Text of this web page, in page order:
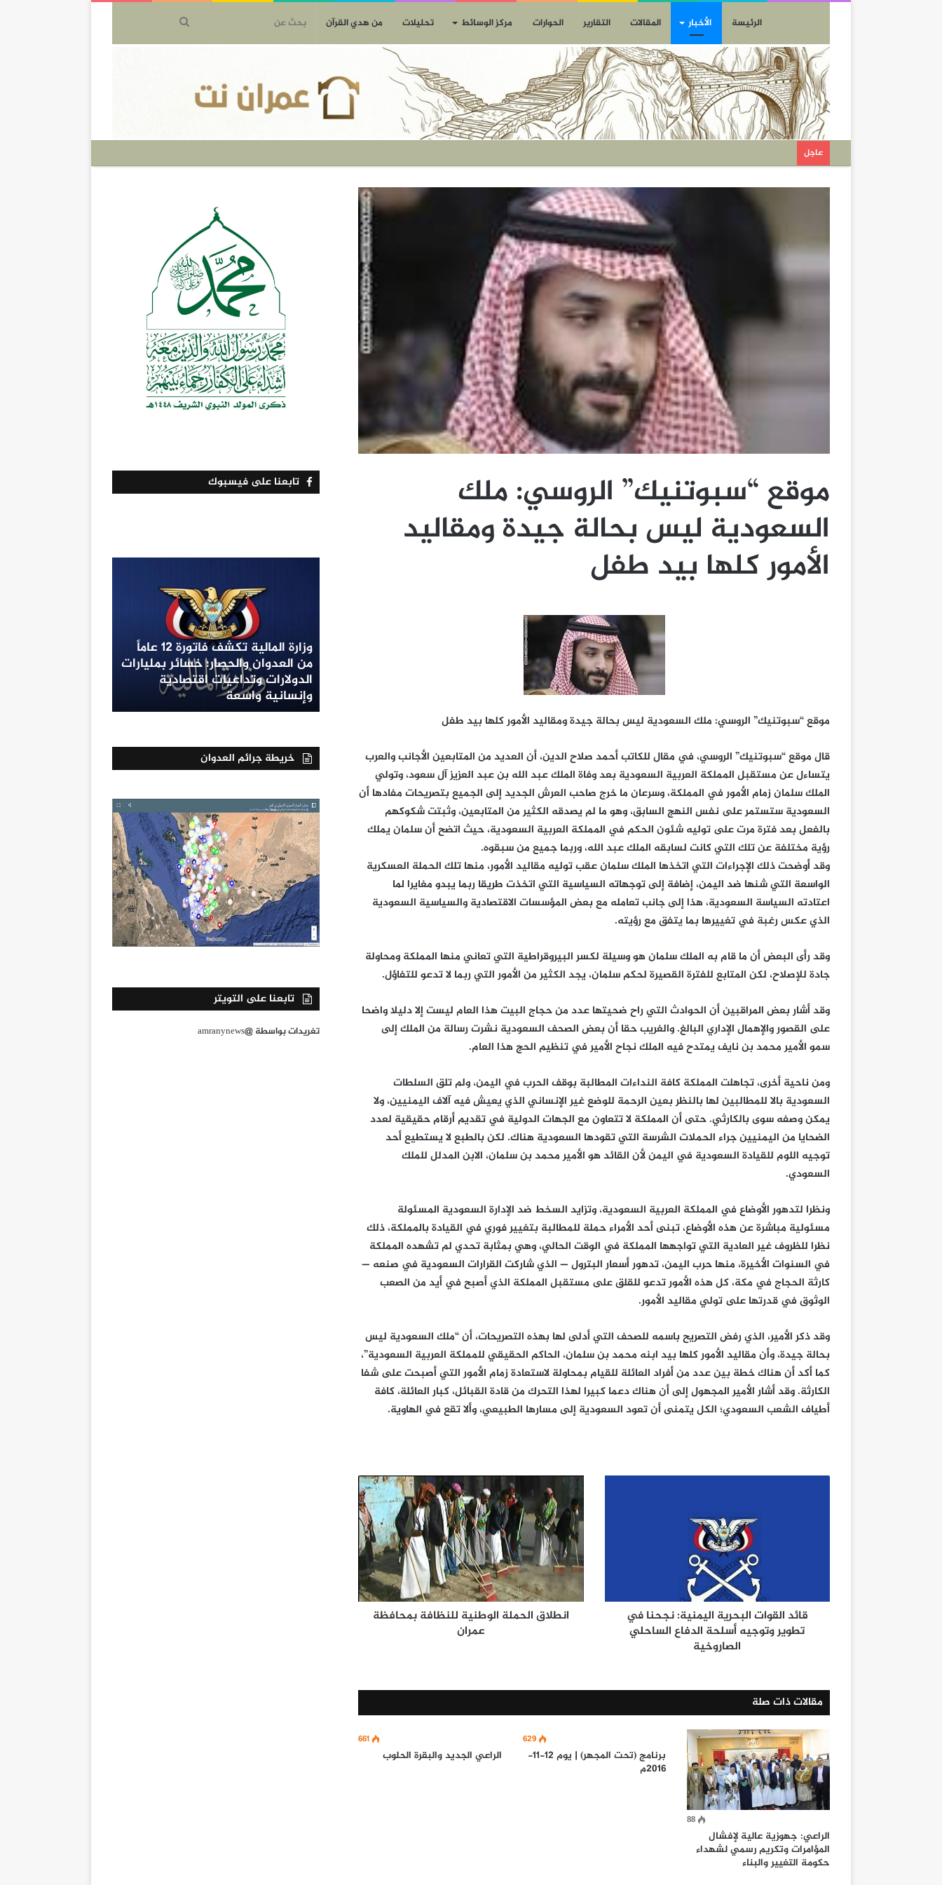
الرئيسة الأخبار المقالات التقارير الحوارات مركز الوسائط تحليلات من هدي القرآن
عاجل
موقع “سبوتنيك” الروسي: ملك
السعودية ليس بحالة جيدة ومقاليد
الأمور كلها بيد طفل
موقع “سبوتنيك” الروسي: ملك السعودية ليس بحالة جيدة ومقاليد الأمور كلها بيد طفل
قال موقع “سبوتنيك” الروسي، في مقال للكاتب أحمد صلاح الدين، أن العديد من المتابعين الأجانب والعرب
يتساءل عن مستقبل المملكة العربية السعودية بعد وفاة الملك عبد الله بن عبد العزيز آل سعود، وتولي
الملك سلمان زمام الأمور في المملكة، وسرعان ما خرج صاحب العرش الجديد إلى الجميع بتصريحات مفادها أن
السعودية ستستمر على نفس النهج السابق، وهو ما لم يصدقه الكثير من المتابعين، وثبتت شكوكهم
بالفعل بعد فترة مرت على توليه شئون الحكم في المملكة العربية السعودية، حيث اتضح أن سلمان يملك
رؤية مختلفة عن تلك التي كانت لسابقه الملك عبد الله، وربما جميع من سبقوه.
وقد أوضحت ذلك الإجراءات التي اتخذها الملك سلمان عقب توليه مقاليد الأمور، منها تلك الحملة العسكرية
الواسعة التي شنها ضد اليمن، إضافة إلى توجهاته السياسية التي اتخذت طريقا ربما يبدو مغايرا لما
اعتادته السياسة السعودية، هذا إلى جانب تعامله مع بعض المؤسسات الاقتصادية والسياسية السعودية
الذي عكس رغبة في تغييرها بما يتفق مع رؤيته.
وقد رأى البعض أن ما قام به الملك سلمان هو وسيلة لكسر البيروقراطية التي تعاني منها المملكة ومحاولة
جادة للإصلاح، لكن المتابع للفترة القصيرة لحكم سلمان، يجد الكثير من الأمور التي ربما لا تدعو للتفاؤل.
وقد أشار بعض المراقبين أن الحوادث التي راح ضحيتها عدد من حجاج البيت هذا العام ليست إلا دليلا واضحا
على القصور والإهمال الإداري البالغ. والغريب حقا أن بعض الصحف السعودية نشرت رسالة من الملك إلى
سمو الأمير محمد بن نايف يمتدح فيه الملك نجاح الأمير في تنظيم الحج هذا العام.
ومن ناحية أخرى، تجاهلت المملكة كافة النداءات المطالبة بوقف الحرب في اليمن، ولم تلق السلطات
السعودية بالا للمطالبين لها بالنظر بعين الرحمة للوضع غير الإنساني الذي يعيش فيه آلاف اليمنيين، ولا
يمكن وصفه سوى بالكارثي. حتى أن المملكة لا تتعاون مع الجهات الدولية في تقديم أرقام حقيقية لعدد
الضحايا من اليمنيين جراء الحملات الشرسة التي تقودها السعودية هناك. لكن بالطبع لا يستطيع أحد
توجيه اللوم للقيادة السعودية في اليمن لأن القائد هو الأمير محمد بن سلمان، الابن المدلل للملك
السعودي.
ونظرا لتدهور الأوضاع في المملكة العربية السعودية، وتزايد السخط ضد الإدارة السعودية المسئولة
مسئولية مباشرة عن هذه الأوضاع، تبنى أحد الأمراء حملة للمطالبة بتغيير فوري في القيادة بالمملكة، ذلك
نظرا للظروف غير العادية التي تواجهها المملكة في الوقت الحالي، وهي بمثابة تحدي لم تشهده المملكة
في السنوات الأخيرة، منها حرب اليمن، تدهور أسعار البترول — الذي شاركت القرارات السعودية في صنعه —
كارثة الحجاج في مكة، كل هذه الأمور تدعو للقلق على مستقبل المملكة الذي أصبح في أيد من الصعب
الوثوق في قدرتها على تولي مقاليد الأمور.
وقد ذكر الأمير، الذي رفض التصريح باسمه للصحف التي أدلى لها بهذه التصريحات، أن “ملك السعودية ليس
بحالة جيدة، وأن مقاليد الأمور كلها بيد ابنه محمد بن سلمان، الحاكم الحقيقي للمملكة العربية السعودية”،
كما أكد أن هناك خطة بين عدد من أفراد العائلة للقيام بمحاولة لاستعادة زمام الأمور التي أصبحت على شفا
الكارثة. وقد أشار الأمير المجهول إلى أن هناك دعما كبيرا لهذا التحرك من قادة القبائل، كبار العائلة، كافة
أطياف الشعب السعودي؛ الكل يتمنى أن تعود السعودية إلى مسارها الطبيعي، وألا تقع في الهاوية.
قائد القوات البحرية اليمنية: نجحنا في
تطوير وتوجيه أسلحة الدفاع الساحلي
الصاروخية
انطلاق الحملة الوطنية للنظافة بمحافظة
عمران
مقالات ذات صلة
88
الراعي: جهوزية عالية لإفشال
المؤامرات وتكريم رسمي لشهداء
حكومة التغيير والبناء
629
برنامج (تحت المجهر) | يوم 12-11-
2016م
661
الراعي الجديد والبقرة الحلوب
تابعنا على فيسبوك
وزارة المالية تكشف فاتورة 12 عاماً
من العدوان والحصار: خسائر بمليارات
الدولارات وتداعيات اقتصادية
وإنسانية واسعة
خريطة جرائم العدوان
تابعنا على التويتر
تغريدات بواسطة @amranynews